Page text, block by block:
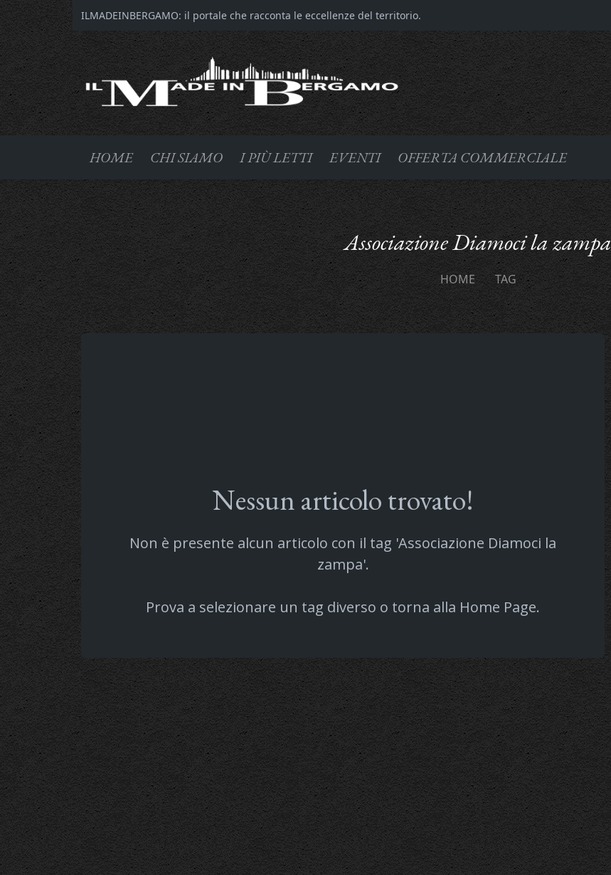
ILMADEINBERGAMO: il portale che racconta le eccellenze del territorio.
HOME CHI SIAMO I PIÙ LETTI EVENTI OFFERTA COMMERCIALE
Associazione Diamoci la zampa
HOME TAG
Nessun articolo trovato!
Non è presente alcun articolo con il tag 'Associazione Diamoci la
zampa'.
Prova a selezionare un tag diverso o torna alla Home Page.